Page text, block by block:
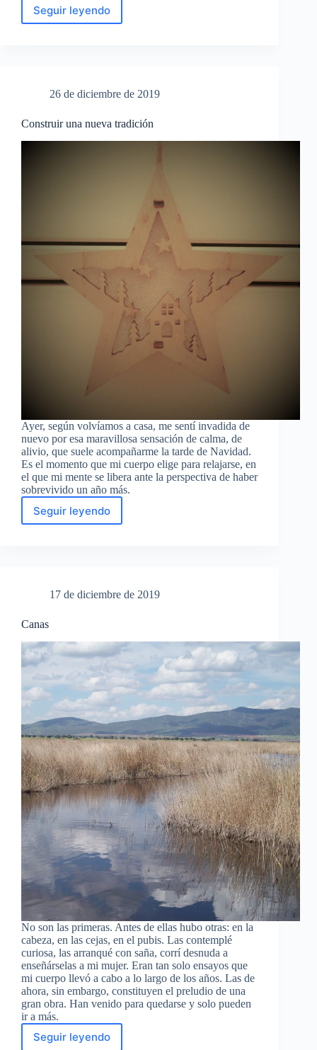
Seguir leyendo
Otra
26 de diciembre de 2019
Construir una nueva tradición
Ayer, según volvíamos a casa, me sentí invadida de
nuevo por esa maravillosa sensación de calma, de
alivio, que suele acompañarme la tarde de Navidad.
Es el momento que mi cuerpo elige para relajarse, en
el que mi mente se libera ante la perspectiva de haber
sobrevivido un año más.
Seguir leyendo
Construir
17 de diciembre de 2019
Canas
No son las primeras. Antes de ellas hubo otras: en la
cabeza, en las cejas, en el pubis. Las contemplé
curiosa, las arranqué con saña, corrí desnuda a
enseñárselas a mi mujer. Eran tan solo ensayos que
mi cuerpo llevó a cabo a lo largo de los años. Las de
ahora, sin embargo, constituyen el preludio de una
gran obra. Han venido para quedarse y solo pueden
ir a más.
Seguir leyendo
Canas